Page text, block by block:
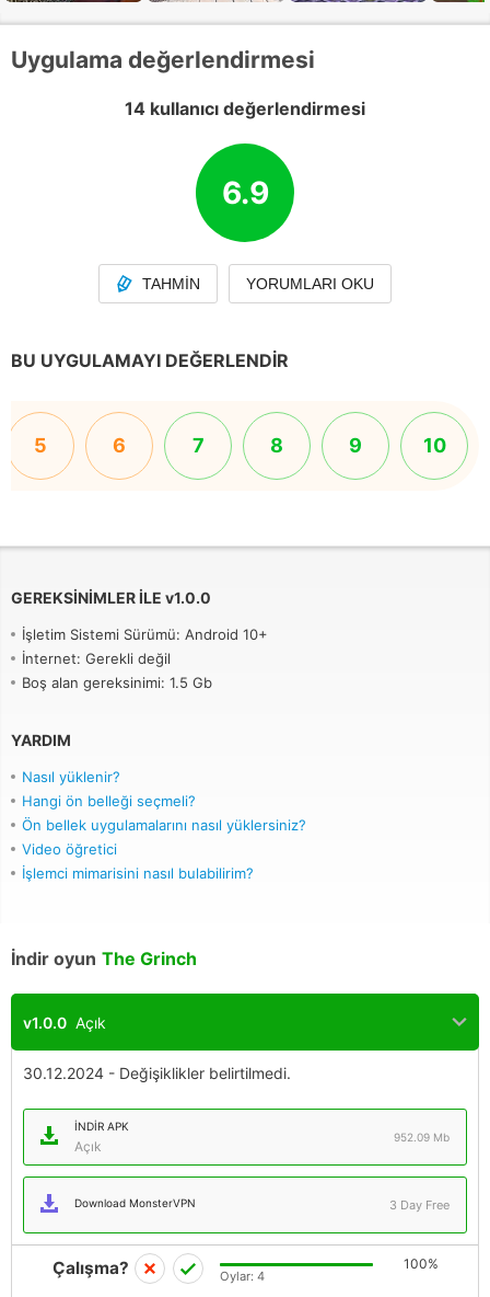
Uygulama değerlendirmesi
14 kullanıcı değerlendirmesi
6.9
TAHMIN YORUMLARI OKU
BU UYGULAMAYI DEĞERLENDIR
5 6 7 8 9 10
GEREKSINIMLER ILE v1.0.0
İşletim Sistemi Sürümü: Android 10+
İnternet: Gerekli değil
Boş alan gereksinimi: 1.5 Gb
YARDIM
Nasıl yüklenir?
Hangi ön belleği seçmeli?
Ön bellek uygulamalarını nasıl yüklersiniz?
Video öğretici
İşlemci mimarisini nasıl bulabilirim?
İndir oyun The Grinch
v1.0.0 Açık
30.12.2024 - Değişiklikler belirtilmedi.
İNDIR APK
Açık
952.09 Mb
Download MonsterVPN 3 Day Free
Çalışma? 100%
Oylar: 4